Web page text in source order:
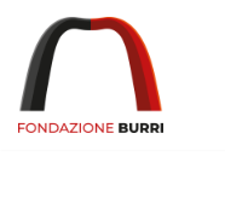
Vai
al
contenuto